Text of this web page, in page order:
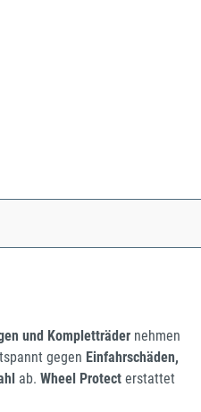
und Kompletträder nehmen
gegen Einfahrschäden,
ab. Wheel Protect erstattet